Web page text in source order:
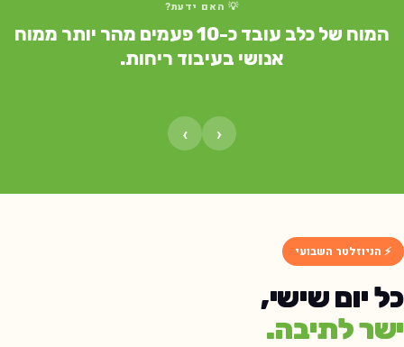
💡 האם ידעת?
המוח של כלב עובד כ-10 פעמים מהר יותר ממוח
אנושי בעיבוד ריחות.
⚡ הניוזלטר השבועי
יום שישי,
לתיבה.